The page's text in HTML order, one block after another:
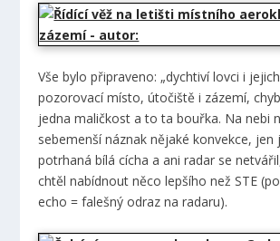
Vše bylo připraveno: „dychtiví lovci i
pozorovací místo, útočiště i zázemí,
jedna maličkost a to ta bouřka. Na nebi
sebemenší náznak nějaké konvekce, jen
potrhaná bílá cícha a ani radar se
chtěl nabídnout něco lepšího než STE
echo = falešný odraz na radaru).